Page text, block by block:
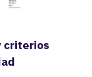
criterios